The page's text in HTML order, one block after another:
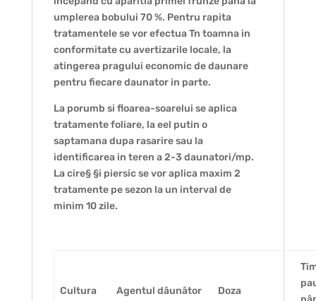
umplerea bobului 70 %. Pentru rapita
tratamentele se vor efectua Tn toamna in
conformitate cu avertizarile locale, la
atingerea pragului economic de daunare
pentru fiecare daunator in parte.
La porumb si floarea-soarelui se aplica
tratamente foliare, la eel putin o
saptamana dupa rasarire sau la
identificarea in teren a 2-3 daunatori/mp.
La cire§ §i piersic se vor aplica maxim 2
tratamente pe sezon la un interval de
minim 10 zile.
Cultura Agentul dâunâtor Doza